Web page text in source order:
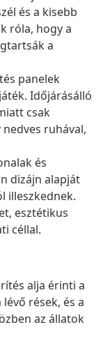
és a kisebb
róla, hogy a
a
panelek
Időjárásálló
csak
ruhával,
és
dizájn alapját
illeszkednek.
esztétikus
céllal.
alja érinti a
rések, és a
az állatok